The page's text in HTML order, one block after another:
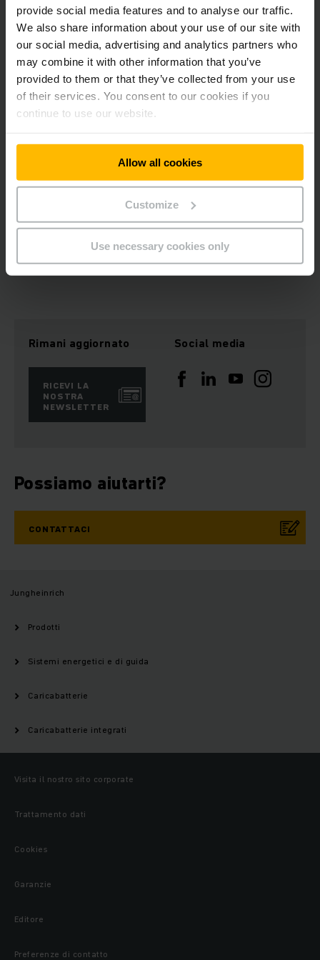
provide social media features and to analyse our traffic.
We also share information about your use of our site with
our social media, advertising and analytics partners who
may combine it with other information that you’ve
provided to them or that they’ve collected from your use
of their services. You consent to our cookies if you
continue to use our website.
Allow all cookies
Customize
Use necessary cookies only
Sicuro grazie alla protezione dalla
partenza accidentale e classe di
protezione IP54
La protezione dalla partenza accidentale porta sicurezza: Se
la spina del caricabatterie incorporato è inserita nella presa,
il carrello non parte. Si evitano così il danneggiamento della
pericolo di scossa elettrica.
Per aumentare la sicurezza, i nostri caricabatterie
incorporati sono costruiti secondo l’"International Protection
Code 54" IP54, vale a dire: Sono a tenuta stagna contro
acqua e polvere. La potenza viene trasmessa mediante
interfacce a spina Tyco definite. Questo impedisce che i dadi
Rimani aggiornato
RICEVI LA
NOSTRA
NEWSLETTER
Social media
Possiamo aiutarti?
CONTATTACI
Jungheinrich
Prodotti
Sistemi energetici e di guida
Caricabatterie
Caricabatterie integrati
Visita il nostro sito corporate
Trattamento dati
Cookies
Garanzie
Editore
Preferenze di contatto